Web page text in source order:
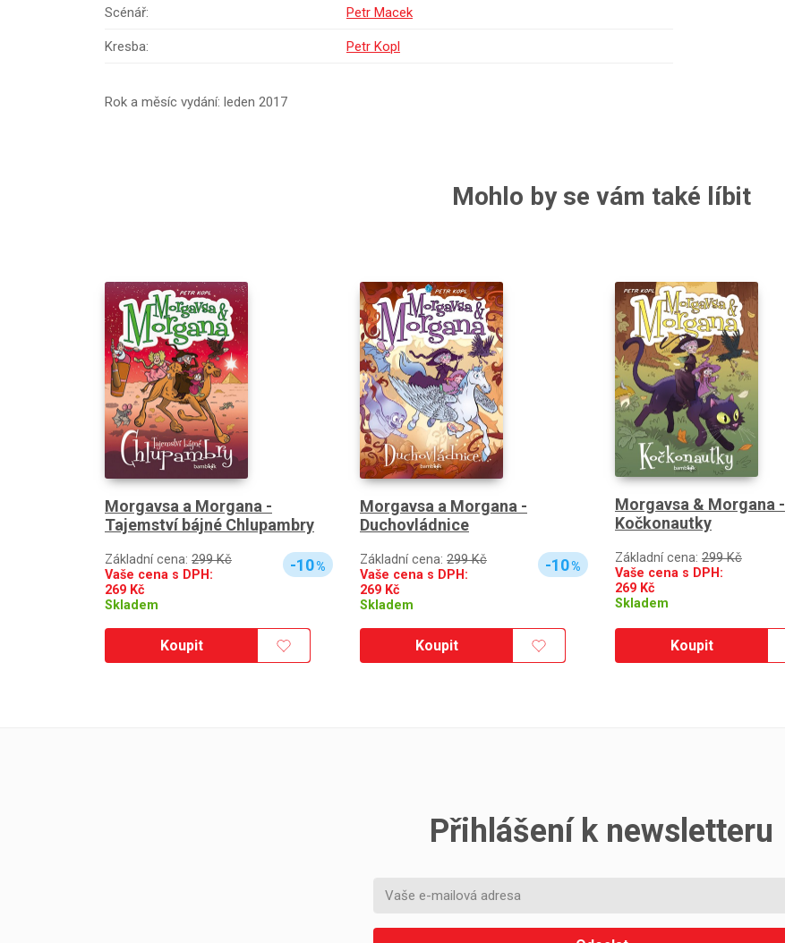
Scénář: Petr Macek
Kresba: Petr Kopl
Rok a měsíc vydání: leden 2017
Mohlo by se vám také líbit
Morgavsa a Morgana -
Tajemství bájné Chlupambry
Základní cena: 299 Kč
Vaše cena s DPH:
269 Kč
Skladem
-10%
Koupit
Morgavsa a Morgana -
Duchovládnice
Základní cena: 299 Kč
Vaše cena s DPH:
269 Kč
Skladem
-10%
Koupit
Morgavsa & Morgana -
Kočkonautky
Základní cena: 299 Kč
Vaše cena s DPH:
269 Kč
Skladem
Koupit
Přihlášení k newsletteru